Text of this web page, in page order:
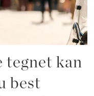
tegnet kan
best